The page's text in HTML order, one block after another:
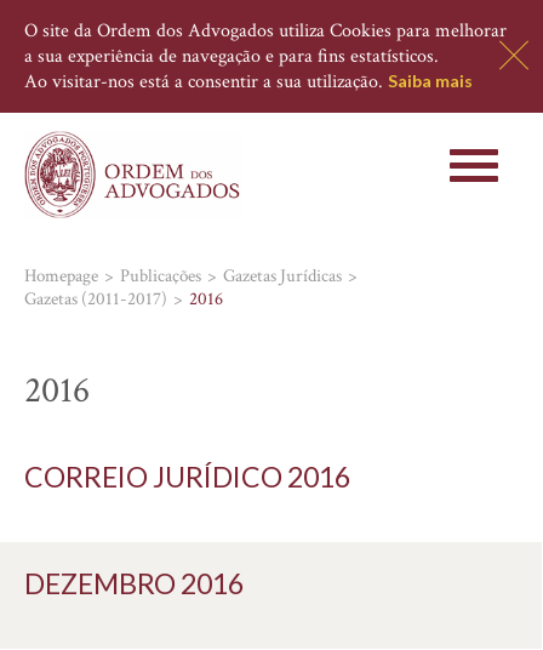
O site da Ordem dos Advogados utiliza Cookies para melhorar
a sua experiência de navegação e para fins estatísticos.
Ao visitar-nos está a consentir a sua utilização. Saiba mais
Toggle
Homepage Publicações
Gazetas Jurídicas
Gazetas (2011-2017)
2016
2016
CORREIO JURÍDICO 2016
DEZEMBRO 2016